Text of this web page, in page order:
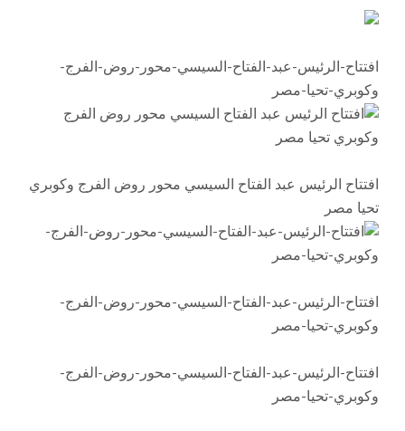
افتتاح-الرئيس-عبد-الفتاح-السيسي-محور-روض-الفرج-
وكوبري-تحيا-مصر
افتتاح الرئيس عبد الفتاح السيسي محور روض الفرج وكوبري
تحيا مصر
افتتاح-الرئيس-عبد-الفتاح-السيسي-محور-روض-الفرج-
وكوبري-تحيا-مصر
افتتاح-الرئيس-عبد-الفتاح-السيسي-محور-روض-الفرج-
وكوبري-تحيا-مصر